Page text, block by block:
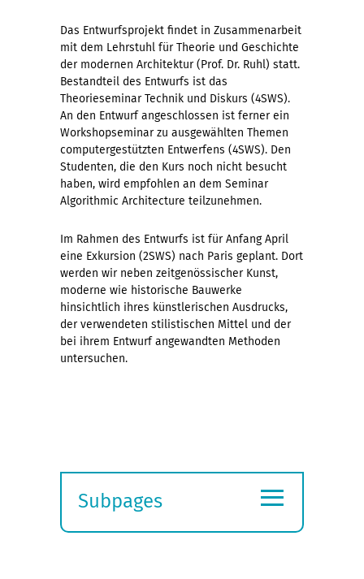
Das Entwurfsprojekt findet in Zusammenarbeit
mit dem Lehrstuhl für Theorie und Geschichte
der modernen Architektur (Prof. Dr. Ruhl) statt.
Bestandteil des Entwurfs ist das
Theorieseminar Technik und Diskurs (4SWS).
An den Entwurf angeschlossen ist ferner ein
Workshopseminar zu ausgewählten Themen
computergestützten Entwerfens (4SWS). Den
Studenten, die den Kurs noch nicht besucht
haben, wird empfohlen an dem Seminar
Algorithmic Architecture teilzunehmen.
Im Rahmen des Entwurfs ist für Anfang April
eine Exkursion (2SWS) nach Paris geplant. Dort
werden wir neben zeitgenössischer Kunst,
moderne wie historische Bauwerke
hinsichtlich ihres künstlerischen Ausdrucks,
der verwendeten stilistischen Mittel und der
bei ihrem Entwurf angewandten Methoden
untersuchen.
Subpages
≡